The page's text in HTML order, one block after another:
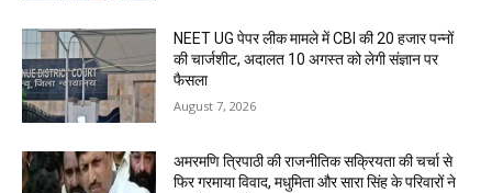
NEET UG पेपर लीक मामले में CBI की 20 हजार पन्नों
की चार्जशीट, अदालत 10 अगस्त को लेगी संज्ञान पर
फैसला
August 7, 2026
अमरमणि त्रिपाठी की राजनीतिक सक्रियता की चर्चा से
फिर गरमाया विवाद, मधुमिता और सारा सिंह के परिवारों ने